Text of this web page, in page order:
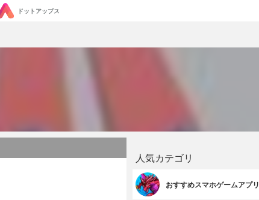
ドットアップス
人気カテゴリ
おすすめスマホゲームアプリ